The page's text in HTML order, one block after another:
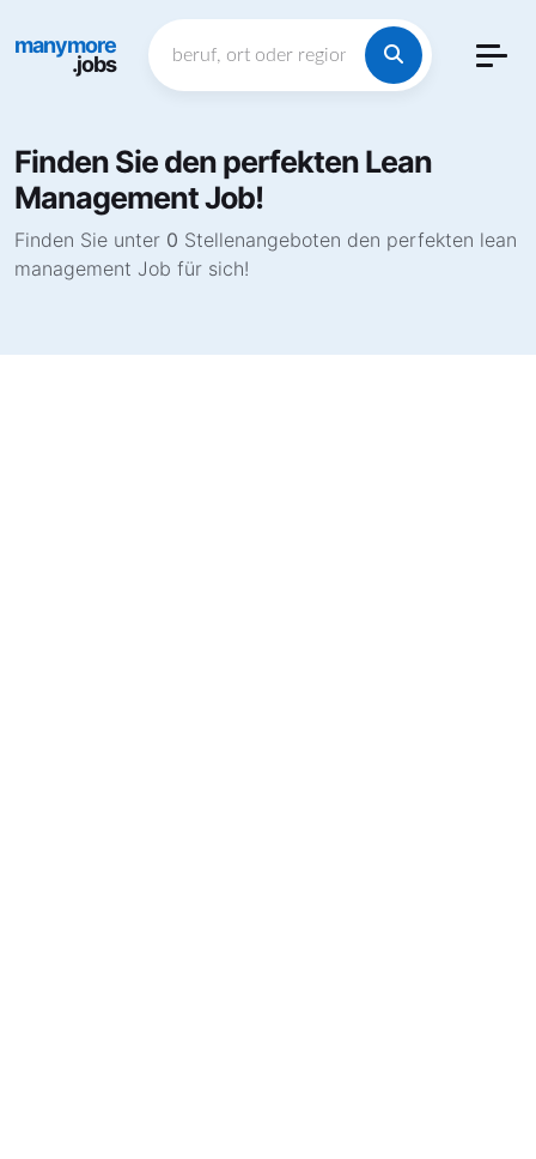
manymore
.jobs
Finden Sie den perfekten Lean
Management Job!
Finden Sie unter 0 Stellenangeboten den perfekten lean
management Job für sich!